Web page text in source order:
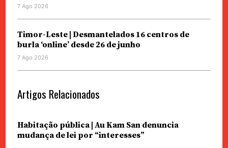
7 Ago 2026
Timor-Leste | Desmantelados 16 centros de
burla ‘online’ desde 26 de junho
7 Ago 2026
Artigos Relacionados
Habitação pública | Au Kam San denuncia
mudança de lei por “interesses”